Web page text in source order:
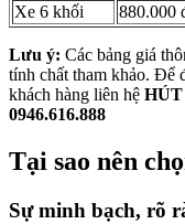
Xe 6 khối
880.000
Lưu ý: Các bảng giá
tính chất tham khảo. Để
khách hàng liên hệ
0946.616.888
Tại sao nên
Sự minh bạch, rõ